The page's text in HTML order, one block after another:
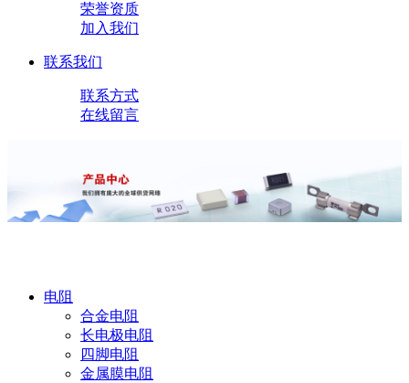
荣誉资质
加入我们
联系我们
联系方式
在线留言
电阻
合金电阻
长电极电阻
四脚电阻
金属膜电阻